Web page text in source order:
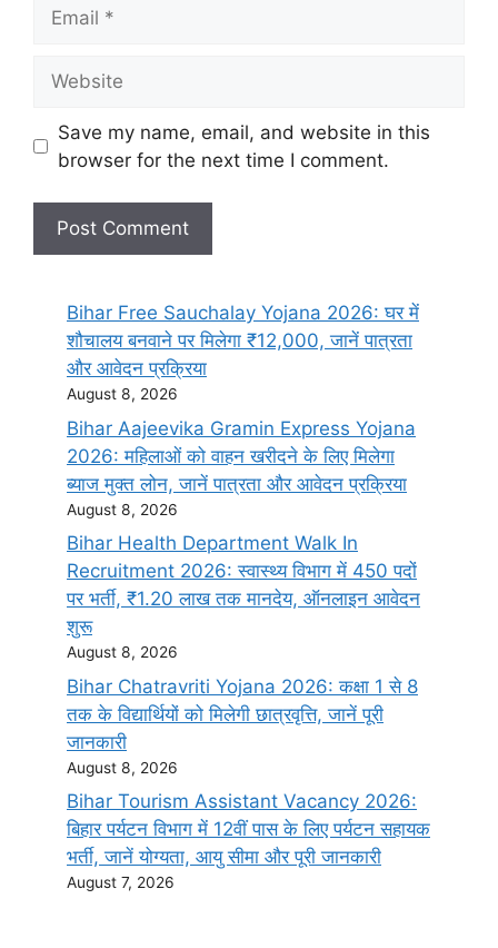
Save my name, email, and website in this
browser for the next time I comment.
Bihar Free Sauchalay Yojana 2026: घर में
शौचालय बनवाने पर मिलेगा ₹12,000, जानें पात्रता
और आवेदन प्रक्रिया
August 8, 2026
Bihar Aajeevika Gramin Express Yojana
2026: महिलाओं को वाहन खरीदने के लिए मिलेगा
ब्याज मुक्त लोन, जानें पात्रता और आवेदन प्रक्रिया
August 8, 2026
Bihar Health Department Walk In
Recruitment 2026: स्वास्थ्य विभाग में 450 पदों
पर भर्ती, ₹1.20 लाख तक मानदेय, ऑनलाइन आवेदन
शुरू
August 8, 2026
Bihar Chatravriti Yojana 2026: कक्षा 1 से 8
तक के विद्यार्थियों को मिलेगी छात्रवृत्ति, जानें पूरी
जानकारी
August 8, 2026
Bihar Tourism Assistant Vacancy 2026:
बिहार पर्यटन विभाग में 12वीं पास के लिए पर्यटन सहायक
भर्ती, जानें योग्यता, आयु सीमा और पूरी जानकारी
August 7, 2026